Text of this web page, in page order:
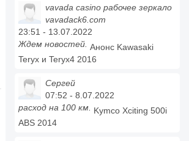
vavada casino рабочее зеркало
vavadack6.com
23:51 - 13.07.2022
Ждем новостей. Анонс Kawasaki
Teryx и Teryx4 2016
Сергей
07:52 - 8.07.2022
расход на 100 км. Kymco Xciting 500i
ABS 2014